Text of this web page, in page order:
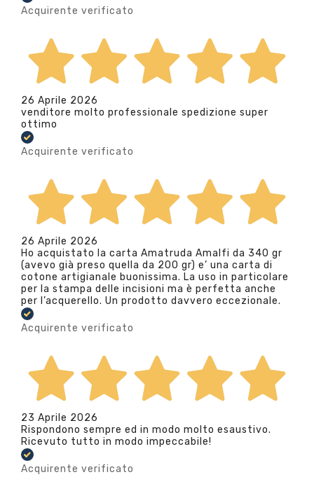
Acquirente verificato
26 Aprile 2026
venditore molto professionale spedizione super
ottimo
Acquirente verificato
26 Aprile 2026
Ho acquistato la carta Amatruda Amalfi da 340 gr
(avevo già preso quella da 200 gr) e’ una carta di
cotone artigianale buonissima. La uso in particolare
per la stampa delle incisioni ma è perfetta anche
per l’acquerello. Un prodotto davvero eccezionale.
Acquirente verificato
23 Aprile 2026
Rispondono sempre ed in modo molto esaustivo.
Ricevuto tutto in modo impeccabile!
Acquirente verificato